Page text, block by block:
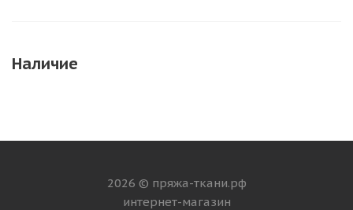
Наличие
2026 © пряжа-ткани.рф
интернет-магазин